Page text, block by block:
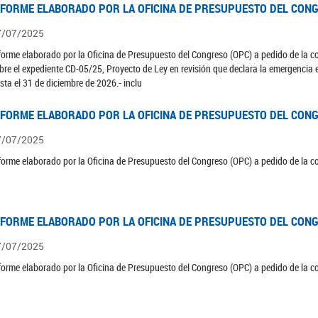
ELABORADO POR LA OFICINA DE PRESUPUESTO DEL
07/2025
elaborado por la Oficina de Presupuesto del Congreso (OPC) a pedido de la
el expediente CD-05/25, Proyecto de Ley en revisión que declara la
el 31 de diciembre de 2026.- inclu
ELABORADO POR LA OFICINA DE PRESUPUESTO DEL
07/2025
elaborado por la Oficina de Presupuesto del Congreso (OPC) a pedido de la
ELABORADO POR LA OFICINA DE PRESUPUESTO DEL
07/2025
elaborado por la Oficina de Presupuesto del Congreso (OPC) a pedido de la